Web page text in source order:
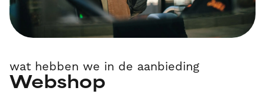
wat hebben we in de aanbieding
Webshop